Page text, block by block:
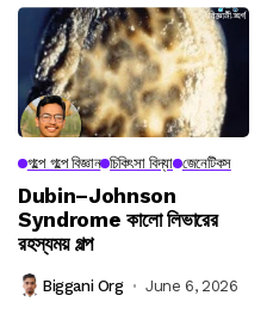
গল্পে গল্পে বিজ্ঞান চিকিৎসা বিদ্যা জেনেটিকস
Dubin–Johnson
Syndrome কালো লিভারের
রহস্যময় গল্প
Biggani Org June 6, 2026